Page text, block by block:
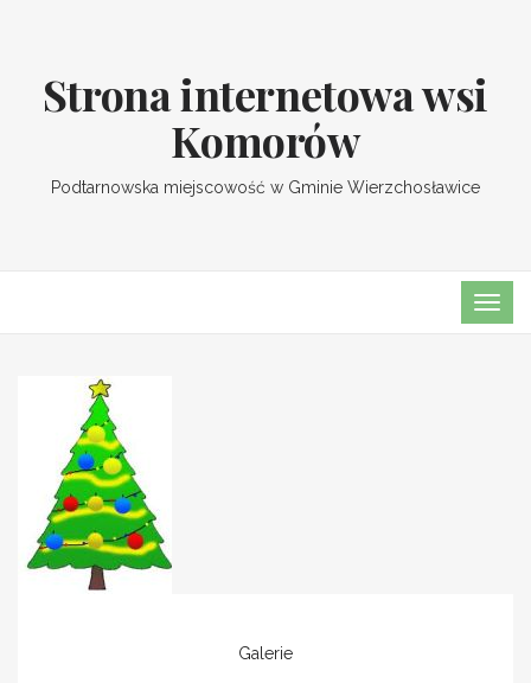
Strona internetowa wsi
Komorów
Podtarnowska miejscowość w Gminie Wierzchosławice
Galerie